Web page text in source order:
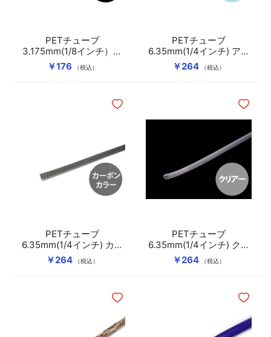
￥176 （税込）
PETチューブ
3.175mm(1/8インチ）ブ
ラックマジック
￥264 （税込）
PETチューブ
6.35mm(1/4インチ) アク
アブルー
￥264 （税込）
PETチューブ
6.35mm(1/4インチ) カー
ボンカラー
ほしいものリストに追加
￥264 （税込）
PETチューブ
6.35mm(1/4インチ) クリ
アー
ほしい
ほしいものリストに追加 ほしい